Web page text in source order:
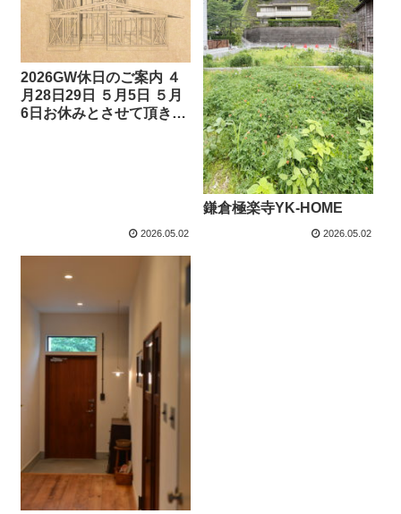
2026GW休日のご案内 ４
月28日29日 ５月5日 ５月
6日お休みとさせて頂きま
2026.05.02
鎌倉極楽寺YK-HOME
2026.05.02